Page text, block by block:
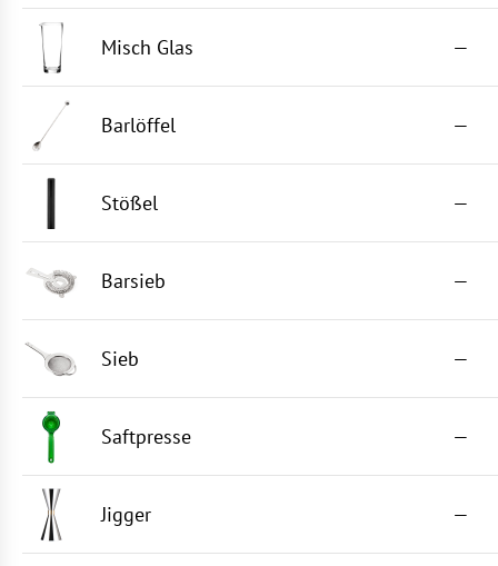
Misch Glas —
Barlöffel —
Stößel —
Barsieb —
Sieb —
Saftpresse —
Jigger —